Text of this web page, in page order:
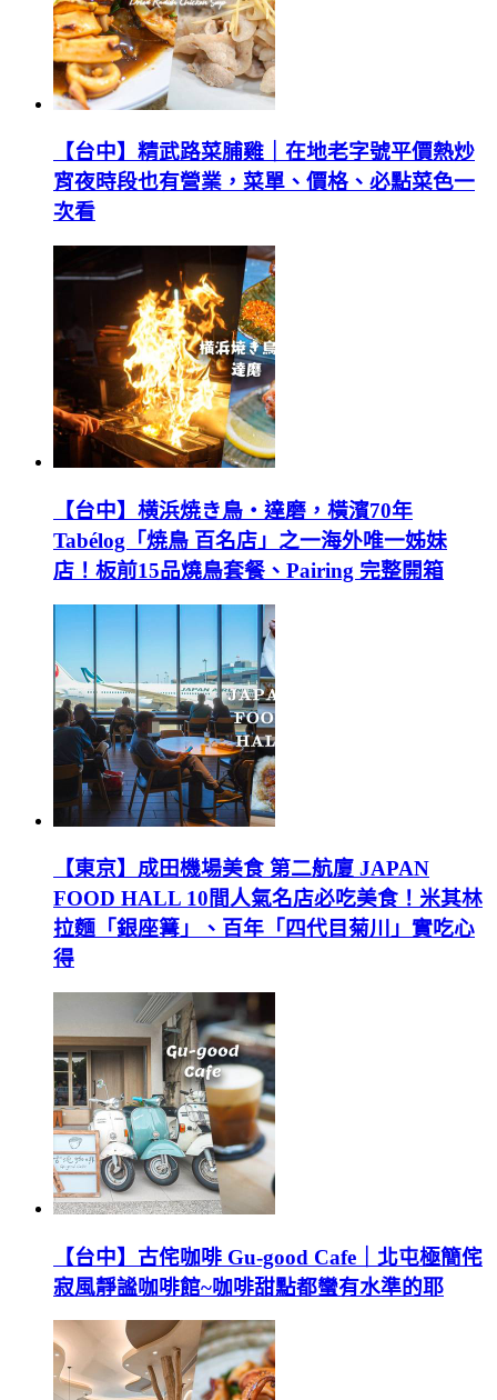
【台中】精武路菜脯雞｜在地老字號平價熱炒
宵夜時段也有營業，菜單、價格、必點菜色一
次看
【台中】横浜焼き鳥‧達磨，橫濱70年
Tabélog「焼鳥 百名店」之一海外唯一姊妹
店！板前15品燒鳥套餐、Pairing 完整開箱
【東京】成田機場美食 第二航廈 JAPAN
FOOD HALL 10間人氣名店必吃美食！米其林
拉麵「銀座篝」、百年「四代目菊川」實吃心
得
【台中】古侘咖啡 Gu-good Cafe｜北屯極簡侘
寂風靜謐咖啡館~咖啡甜點都蠻有水準的耶